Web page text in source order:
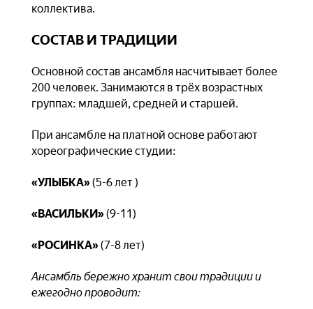
коллектива.
СОСТАВ И ТРАДИЦИИ
Основной состав ансамбля насчитывает более
200 человек. Занимаются в трёх возрастных
группах: младшей, средней и старшей.
При ансамбле на платной основе работают
хореографические студии:
«УЛЫБКА»(5-6 лет )
«ВАСИЛЬКИ»(9-11)
«РОСИНКА»(7-8 лет)
Ансамбль бережно хранит свои традиции и
ежегодно проводит: